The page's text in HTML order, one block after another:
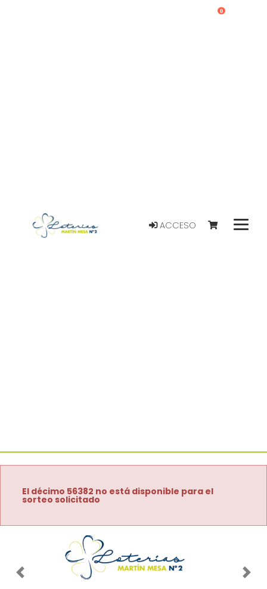
ACCESO
0
El décimo 56382 no está disponible para el
sorteo solicitado
Imagen anterior